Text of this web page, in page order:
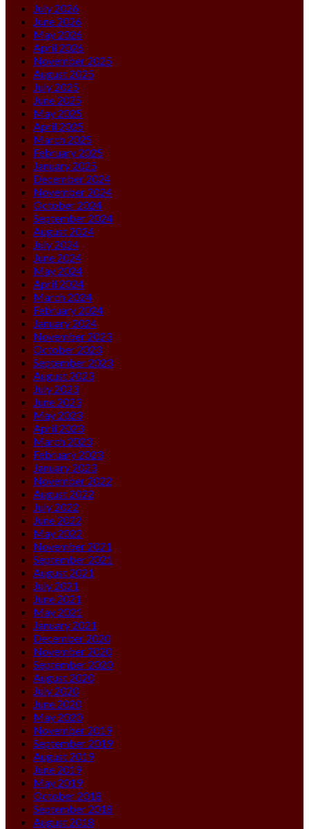
July 2026
June 2026
May 2026
April 2026
November 2025
August 2025
July 2025
June 2025
May 2025
April 2025
March 2025
February 2025
January 2025
December 2024
November 2024
October 2024
September 2024
August 2024
July 2024
June 2024
May 2024
April 2024
March 2024
February 2024
January 2024
November 2023
October 2023
September 2023
August 2023
July 2023
June 2023
May 2023
April 2023
March 2023
February 2023
January 2023
November 2022
August 2022
July 2022
June 2022
May 2022
November 2021
September 2021
August 2021
July 2021
June 2021
May 2021
January 2021
December 2020
November 2020
September 2020
August 2020
July 2020
June 2020
May 2020
November 2019
September 2019
August 2019
June 2019
May 2019
October 2018
September 2018
August 2018